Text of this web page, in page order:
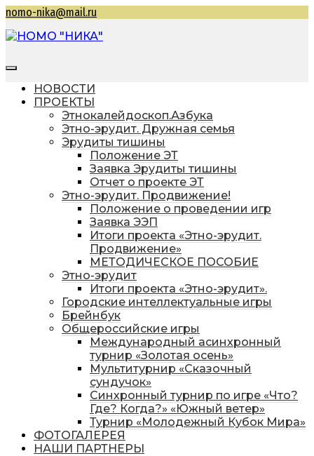
Перейти
содержимому
nomo-nika@mail.ru
НОМО "НИКА"
организация "Находкинская интеллектуальная
командная ассоциация"
НОВОСТИ
ПРОЕКТЫ
Этнокалейдоскоп.Азбука
Этно-эрудит. Дружная семья
Эрудиты тишины
Положение ЭТ
Заявка Эрудиты тишины
Отчет о проекте ЭТ
Этно-эрудит. Продвижение!
Положение о проведении игр
Заявка ЭЭП
Итоги проекта «Этно-эрудит.
Продвижение»
МЕТОДИЧЕСКОЕ ПОСОБИЕ
Этно-эрудит
Итоги проекта «Этно-эрудит».
Городские интеллектуальные игры
Брейнбук
Общероссийские игры
Международный асинхронный
турнир «Золотая осень»
Мультитурнир «Сказочный
сундучок»
Синхронный турнир по игре «Что?
Где? Когда?» «Южный ветер»
Турнир «Молодежный Кубок Мира»
ФОТОГАЛЕРЕЯ
НАШИ ПАРТНЕРЫ